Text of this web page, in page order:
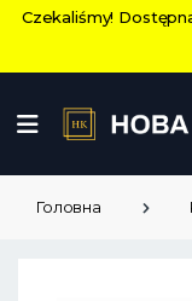
Czekaliśmy!
Головна